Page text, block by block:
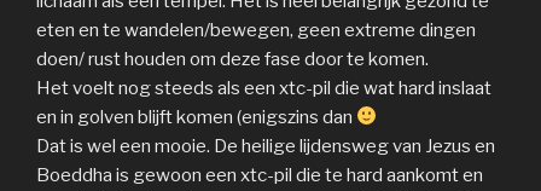
eten en te wandelen/bewegen, geen extreme dingen
doen/ rust houden om deze fase door te komen.
Het voelt nog steeds als een xtc-pil die wat hard inslaat
en in golven blijft komen (enigszins dan
Dat is wel een mooie. De heilige lijdensweg van Jezus en
Boeddha is gewoon een xtc-pil die te hard aankomt en